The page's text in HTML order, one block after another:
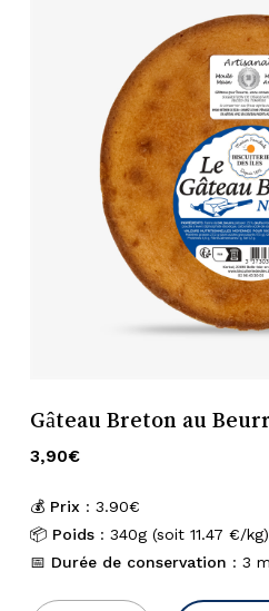
Gâteau Breton au
3,90€
💰 Prix : 3.90€
📦 Poids: 340g (soit 11.47 €/kg)
📅 Durée de conservation : 3
Nom*
E-mail*
Enregistrer